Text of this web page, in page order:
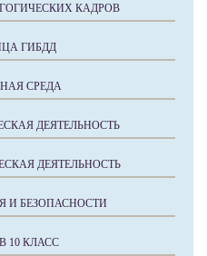
КАДРОВ
ГИБДД
СРЕДА
ДЕЯТЕЛЬНОСТЬ
ДЕЯТЕЛЬНОСТЬ
И БЕЗОПАСНОСТИ
10 КЛАСС